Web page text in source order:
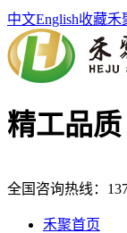
中文English收藏禾
精工品
全国咨询热线：
禾聚首页